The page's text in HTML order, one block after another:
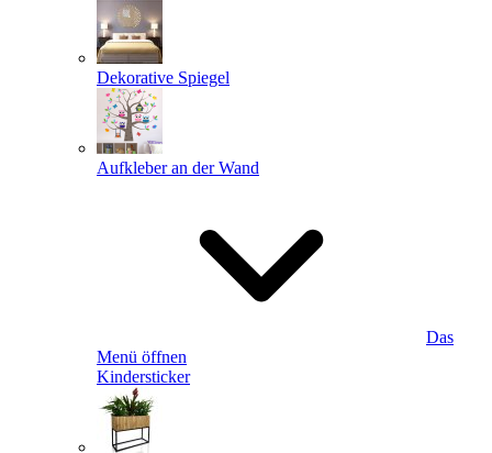
Dekorative Spiegel
Aufkleber an der Wand
Das
Menü öffnen
Kindersticker